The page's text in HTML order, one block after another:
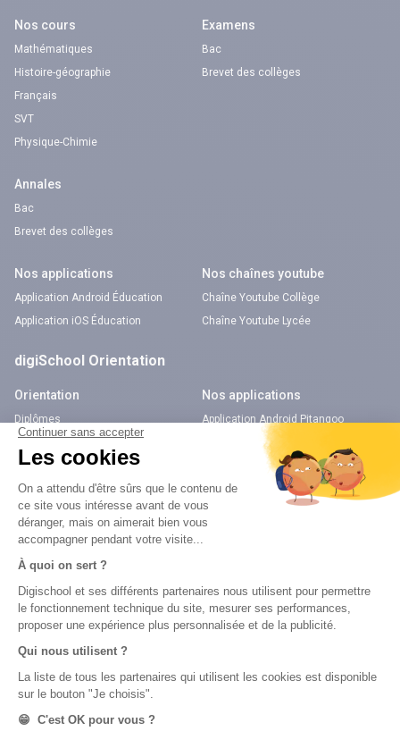
Nos cours
Mathématiques
Histoire-géographie
Français
SVT
Physique-Chimie
Examens
Bac
Brevet des collèges
Annales
Bac
Brevet des collèges
Nos applications
Application Android Éducation
Application iOS Éducation
Nos chaînes youtube
Chaîne Youtube Collège
Chaîne Youtube Lycée
digiSchool Orientation
Orientation
Diplômes
Métiers
Écoles
Nos applications
Application Android Pitangoo
Application iOS Pitangoo
Notre chaîne Youtube
Chaîne Youtube Orientation
digiSchool Code
Code auto
Examens blancs
Réserver une session
Code gratuit
Code moto
Réserver une session